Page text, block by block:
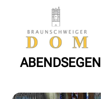
ABENDSEGEN